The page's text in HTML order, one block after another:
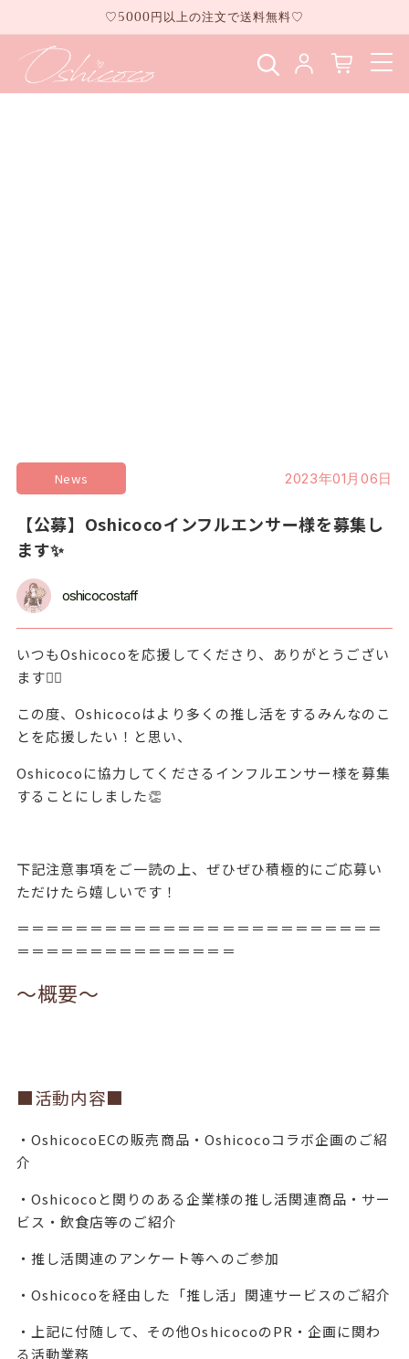
進む
♡5000円以上の注文で送料無料♡
News 2023年01月06日
【公募】Oshicocoインフルエンサー様を募集し
ます✨
oshicocostaff
いつもOshicocoを応援してくださり、
ありがとうござい
ます🙇‍♂️
この度、Oshicocoはより 多くの推し活をするみんなのこ
とを応援したい！と思い、
Oshicocoに協力してくださるインフルエンサー様を募集
することにしました👏
下記注意事項をご一読の上、ぜひぜひ積極的にご応募い
ただけたら嬉しいです！
＝＝＝＝＝＝＝＝＝＝＝＝＝＝＝＝＝＝＝＝＝＝＝＝＝
＝＝＝＝＝＝＝＝＝＝＝＝＝＝＝
～概要～
■活動内容■
・OshicocoECの販売商品・Oshicocoコラボ企画のご紹
介
・Oshicocoと関りのある企業様の推し活関連商品・サー
ビス・飲食店等のご紹介
・推し活関連のアンケート等へのご参加
・Oshicocoを経由した「推し活」関連サービスのご紹介
・上記に付随して、その他OshicocoのPR・企画に関わ
る活動業務